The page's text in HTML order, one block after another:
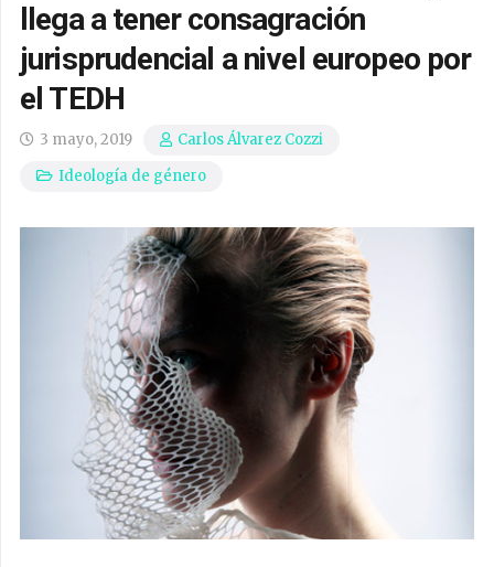
llega a tener consagración
jurisprudencial a nivel europeo por
el TEDH
3 mayo, 2019
Carlos Álvarez Cozzi
Ideología de género